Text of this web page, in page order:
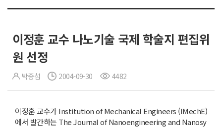
이정훈 교수 나노기술 국제 학술지 편집위
원 선정
박종섭 2004-09-30 4482
이정훈 교수가 Institution of Mechanical Engineers (IMechE)
에서 발간하는 The Journal of Nanoengineering and Nanosy